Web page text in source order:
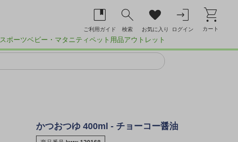
ご利用ガイド 検索 お気に入り ログイン カート
スポーツベビー・マタニティペット用品アウトレット
かつおつゆ 400ml - チョーコー醤油